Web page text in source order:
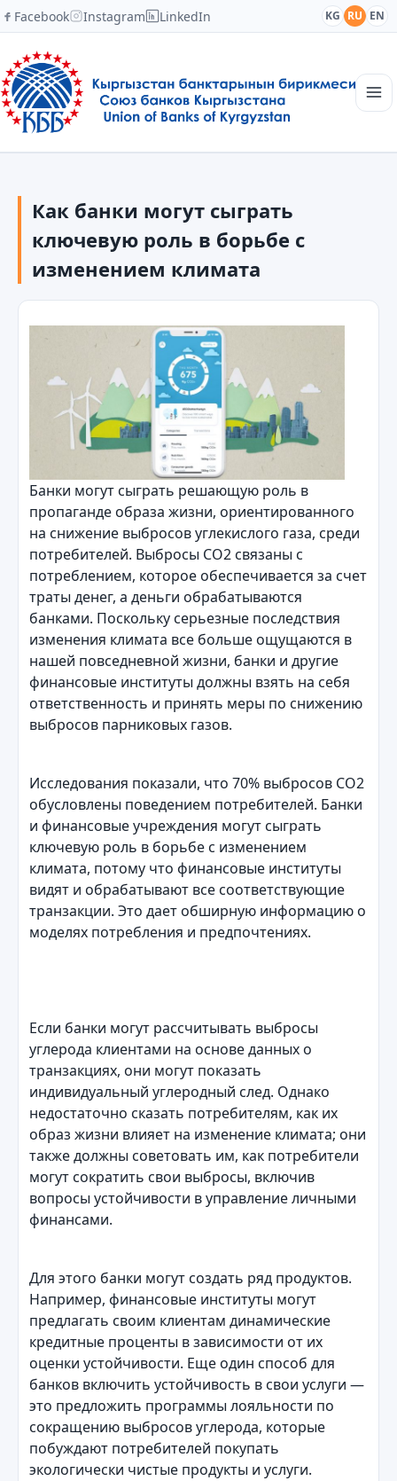
Facebook Instagram LinkedIn KG RU EN
Новости
Академия
Члены и партнеры
Сотрудничество
Контакты
Как банки могут сыграть
ключевую роль в борьбе с
изменением климата
Банки могут сыграть решающую роль в
пропаганде образа жизни, ориентированного
на снижение выбросов углекислого газа, среди
потребителей. Выбросы CO2 связаны с
потреблением, которое обеспечивается за счет
траты денег, а деньги обрабатываются
банками. Поскольку серьезные последствия
изменения климата все больше ощущаются в
нашей повседневной жизни, банки и другие
финансовые институты должны взять на себя
ответственность и принять меры по снижению
выбросов парниковых газов.
Исследования показали, что 70% выбросов CO2
обусловлены поведением потребителей. Банки
и финансовые учреждения могут сыграть
ключевую роль в борьбе с изменением
климата, потому что финансовые институты
видят и обрабатывают все соответствующие
транзакции. Это дает обширную информацию о
моделях потребления и предпочтениях.
Если банки могут рассчитывать выбросы
углерода клиентами на основе данных о
транзакциях, они могут показать
индивидуальный углеродный след. Однако
недостаточно сказать потребителям, как их
образ жизни влияет на изменение климата; они
также должны советовать им, как потребители
могут сократить свои выбросы, включив
вопросы устойчивости в управление личными
финансами.
Для этого банки могут создать ряд продуктов.
Например, финансовые институты могут
предлагать своим клиентам динамические
кредитные проценты в зависимости от их
оценки устойчивости. Еще один способ для
банков включить устойчивость в свои услуги —
это предложить программы лояльности по
сокращению выбросов углерода, которые
побуждают потребителей покупать
экологически чистые продукты и услуги.